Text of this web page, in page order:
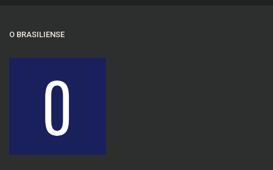
O BRASILIENSE